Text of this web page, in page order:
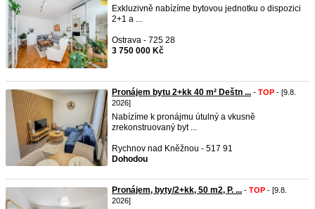
Exkluzivně nabízíme bytovou jednotku o dispozici
2+1 a ...
Ostrava - 725 28
3 750 000 Kč
Pronájem bytu 2+kk 40 m² Deštn ... - TOP - [9.8.
2026]
Nabízíme k pronájmu útulný a vkusně
zrekonstruovaný byt ...
Rychnov nad Kněžnou - 517 91
Dohodou
Pronájem, byty/2+kk, 50 m2, P. ... - TOP - [9.8.
2026]